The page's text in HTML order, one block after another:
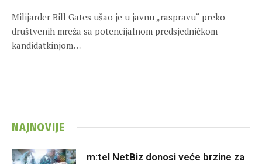
Milijarder Bill Gates ušao je u javnu „raspravu“ preko
društvenih mreža sa potencijalnom predsjedničkom
kandidatkinjom…
NAJNOVIJE
m:tel NetBiz donosi veće brzine za